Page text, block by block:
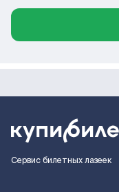
Сервис билетных лазеек